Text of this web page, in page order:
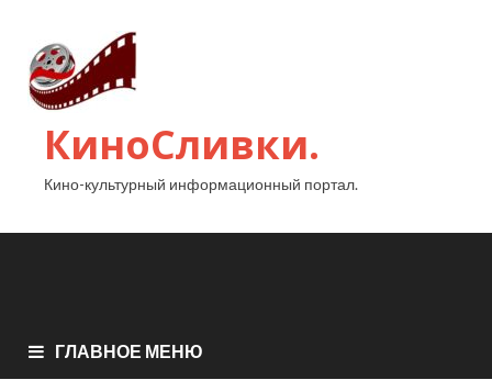
КиноСливки.
Кино-культурный информационный портал.
ГЛАВНОЕ МЕНЮ